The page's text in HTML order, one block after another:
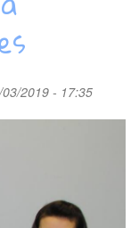
2019 - 17:35